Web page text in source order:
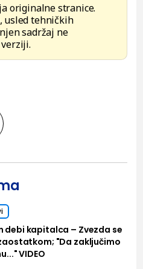
originalne stranice.
usled tehničkih
sadržaj ne
debi kapitalca – Zvezda se
"Da zaključimo
VIDEO